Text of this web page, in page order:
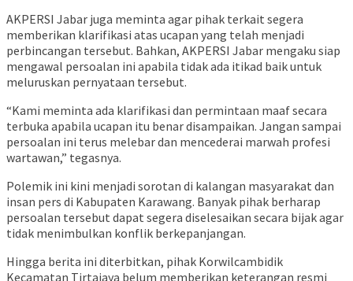
AKPERSI Jabar juga meminta agar pihak terkait segera
memberikan klarifikasi atas ucapan yang telah menjadi
perbincangan tersebut. Bahkan, AKPERSI Jabar mengaku siap
mengawal persoalan ini apabila tidak ada itikad baik untuk
meluruskan pernyataan tersebut.
“Kami meminta ada klarifikasi dan permintaan maaf secara
terbuka apabila ucapan itu benar disampaikan. Jangan sampai
persoalan ini terus melebar dan mencederai marwah profesi
wartawan,” tegasnya.
Polemik ini kini menjadi sorotan di kalangan masyarakat dan
insan pers di Kabupaten Karawang. Banyak pihak berharap
persoalan tersebut dapat segera diselesaikan secara bijak agar
tidak menimbulkan konflik berkepanjangan.
Hingga berita ini diterbitkan, pihak Korwilcambidik
Kecamatan Tirtajaya belum memberikan keterangan resmi